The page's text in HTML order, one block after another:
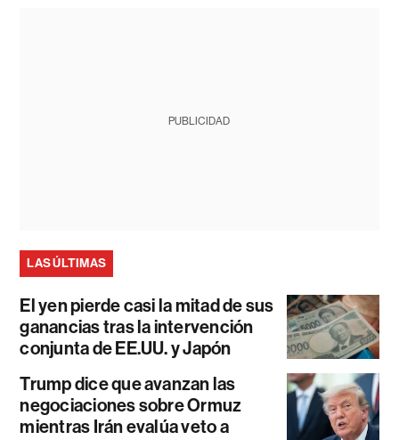
PUBLICIDAD
LAS ÚLTIMAS
El yen pierde casi la mitad de sus
ganancias tras la intervención
conjunta de EE.UU. y Japón
Trump dice que avanzan las
negociaciones sobre Ormuz
mientras Irán evalúa veto a